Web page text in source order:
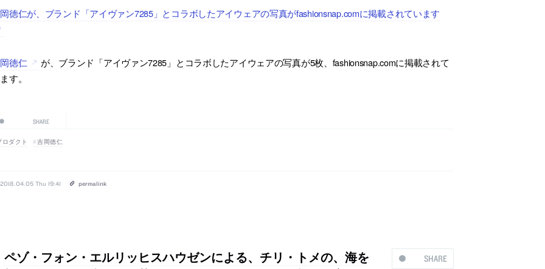
徳仁が、ブランド「アイヴァン7285」とコラボしたアイウェアの写真がfashionsnap.comに掲載されています
徳仁
が、ブランド「アイヴァン7285」とコラボしたアイウェアの写真が5枚、fashionsnap.comに掲載されて
す。
SHARE
ロダクト 吉岡徳仁
2018.04.05 Thu 19:41 permalink
SHARE
ペゾ・フォン・エルリッヒスハウゼンによる、チリ・トメの、海を